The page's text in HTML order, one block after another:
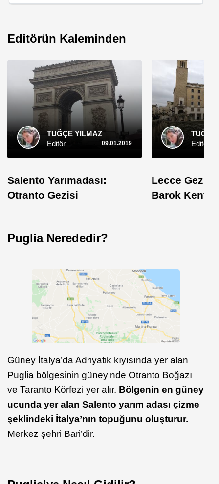
Editörün Kaleminden
TUĞÇE YILMAZ
Editör
09.01.2019
Salento Yarımadası:
Otranto Gezisi
Editör
Lecce
Barok Kenti
Puglia Nerededir?
Güney İtalya’da Adriyatik kıyısında yer alan
Puglia bölgesinin güneyinde Otranto Boğazı
ve Taranto Körfezi yer alır. Bölgenin en güney
ucunda yer alan Salento yarım adası çizme
şeklindeki İtalya’nın topuğunu oluşturur.
Merkez şehri Bari’dir.